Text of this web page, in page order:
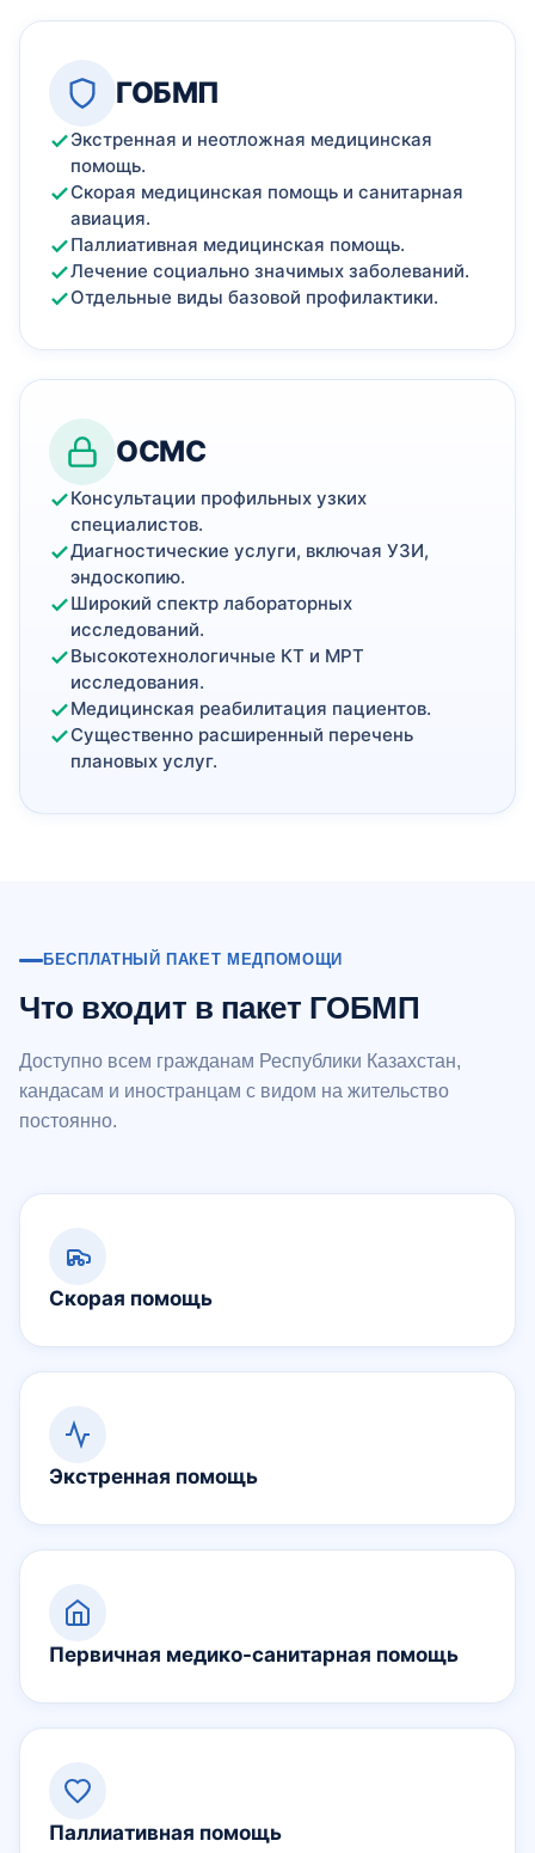
ГОБМП
Экстренная и неотложная медицинская
помощь.
Скорая медицинская помощь и санитарная
авиация.
Паллиативная медицинская помощь.
Лечение социально значимых заболеваний.
Отдельные виды базовой профилактики.
ОСМС
Консультации профильных узких
специалистов.
Диагностические услуги, включая УЗИ,
эндоскопию.
Широкий спектр лабораторных
исследований.
Высокотехнологичные КТ и МРТ
исследования.
Медицинская реабилитация пациентов.
Существенно расширенный перечень
плановых услуг.
БЕСПЛАТНЫЙ ПАКЕТ МЕДПОМОЩИ
Что входит в пакет ГОБМП
Доступно всем гражданам Республики Казахстан,
кандасам и иностранцам с видом на жительство
постоянно.
Скорая помощь
Экстренная помощь
Первичная медико-санитарная помощь
Паллиативная помощь